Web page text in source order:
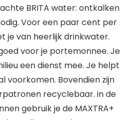
BRITA water: ontkalken
Voor een paar cent per
je van heerlijk drinkwater.
voor je portemonnee. Je
een dienst mee. Je helpt
voorkomen. Bovendien zijn
recyclebaar. in de
gebruik je de MAXTRA+